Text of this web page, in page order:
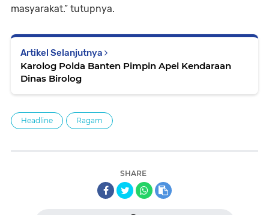
masyarakat.” tutupnya.
Artikel Selanjutnya
Karolog Polda Banten Pimpin Apel Kendaraan
Dinas Birolog
Headline Ragam
SHARE